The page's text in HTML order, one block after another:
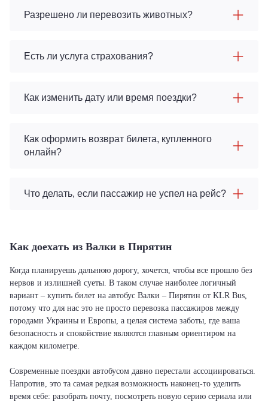
Разрешено ли перевозить животных?
Есть ли услуга страхования?
Как изменить дату или время поездки?
Как оформить возврат билета, купленного
онлайн?
Что делать, если пассажир не успел на рейс?
Как доехать из Валки в Пирятин
Когда планируешь дальнюю дорогу, хочется, чтобы все прошло без
нервов и излишней суеты. В таком случае наиболее логичный
вариант – купить билет на автобус Валки – Пирятин от KLR Bus,
потому что для нас это не просто перевозка пассажиров между
городами Украины и Европы, а целая система заботы, где ваша
безопасность и спокойствие являются главным ориентиром на
каждом километре.
Современные поездки автобусом давно перестали ассоциироваться.
Напротив, это та самая редкая возможность наконец-то уделить
время себе: разобрать почту, посмотреть новую серию сериала или